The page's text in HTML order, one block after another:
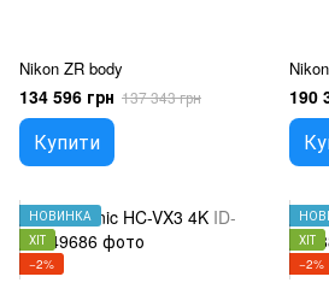
Nikon ZR body
134 596 грн 137 343 грн
Купити
190
НОВИНКА
ХІТ
−2%
ХІТ
−2%